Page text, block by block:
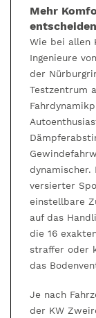
Mehr
entscheiden
Wie bei allen
Ingenieure
der
Testzentrum
dynamischer.
versierter
einstellbare
auf das
die 16
straffer oder
das
Je nach
der KW